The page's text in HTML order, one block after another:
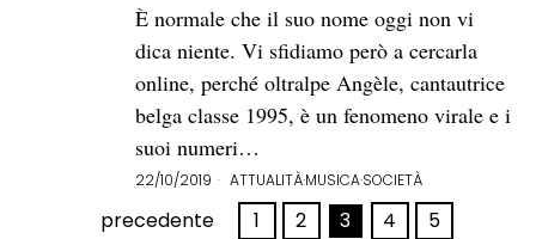
È normale che il suo nome oggi non vi
dica niente. Vi sfidiamo però a cercarla
online, perché oltralpe Angèle, cantautrice
belga classe 1995, è un fenomeno virale e i
suoi numeri…
22/10/2019 ATTUALITÀ·MUSICA·SOCIETÀ
precedente 1 2 3 4
5